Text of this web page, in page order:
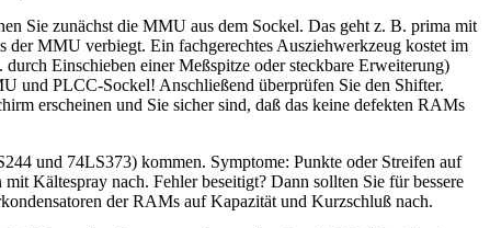
Sie zunächst die MMU aus dem Sockel. Das geht z. B. prima mit
der MMU verbiegt. Ein fachgerechtes Ausziehwerkzeug kostet im
Einschieben einer Meßspitze oder steckbare Erweiterung)
und PLCC-Sockel! Anschließend überprüfen Sie den Shifter.
erscheinen und Sie sicher sind, daß das keine defekten RAMs
und 74LS373) kommen. Symptome: Punkte oder Streifen auf
Kältespray nach. Fehler beseitigt? Dann sollten Sie für bessere
der RAMs auf Kapazität und Kurzschluß nach.